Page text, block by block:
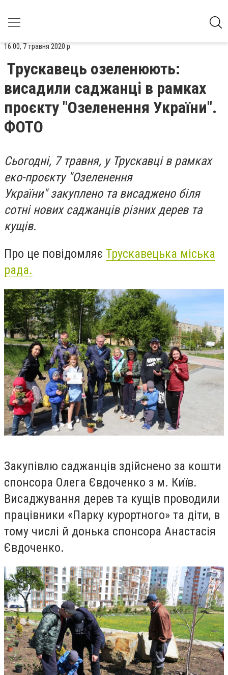
16:00, 7 травня 2020 р.
Трускавець озеленюють:
висадили саджанці в рамках
проєкту "Озеленення України".
ФОТО
Сьогодні, 7 травня, у Трускавці в рамках
еко-проєкту "Озеленення
України"закуплено та висаджено біля
сотні нових саджанців різних дерев та
кущів.
Про це повідомляє Трускавецька міська
рада.
Закупівлю саджанців здійснено за кошти
спонсора Олега Євдоченко з м. Київ.
Висаджування дерев та кущів проводили
працівники «Парку курортного» та діти, в
тому числі й донька спонсора Анастасія
Євдоченко.